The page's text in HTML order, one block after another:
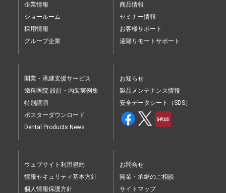
企業情報
ショールーム
採用情報
グループ企業
商品情報
セミナー情報
お客様サポート
遠隔リモートサポート
開業・承継支援サービス
歯科医院 設計・内装実例集
特別講演
ポスターダウンロード
Dental Products News
お知らせ
製品メンテナンス情報
安全データシート（SDS）
ウェブサイト利用規約
情報セキュリティ基本方針
個人情報保護方針
お問合せ
開業・承継のご相談
サイトマップ